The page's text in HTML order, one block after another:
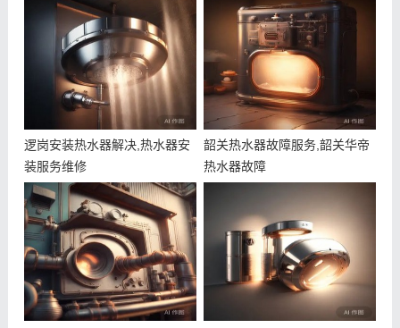
逻岗安装热水器解决,热水器安
装服务维修
韶关热水器故障服务,韶关华帝
热水器故障